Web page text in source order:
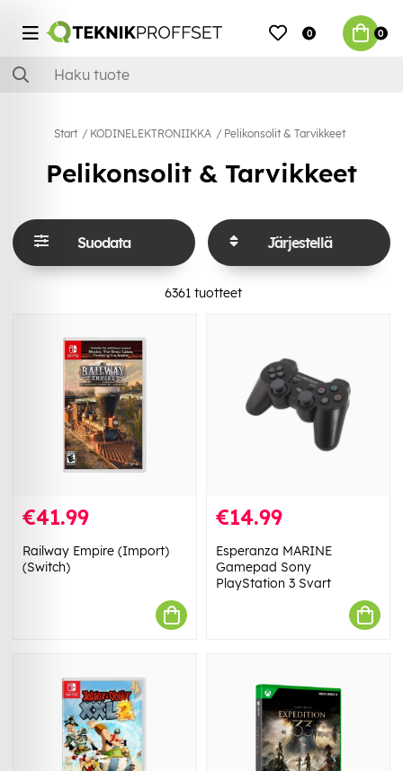
0 0
Start KODINELEKTRONIIKKA Pelikonsolit & Tarvikkeet
Pelikonsolit & Tarvikkeet
Suodata Järjestellä
6361 tuotteet
€41.99
Railway Empire (Import)
(Switch)
€14.99
Esperanza MARINE
Gamepad Sony
PlayStation 3 Svart